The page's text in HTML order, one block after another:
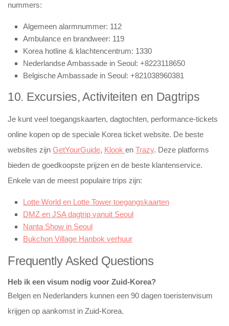
nummers:
Algemeen alarmnummer: 112
Ambulance en brandweer: 119
Korea hotline & klachtencentrum: 1330
Nederlandse Ambassade in Seoul: +8223118650
Belgische Ambassade in Seoul: +821038960381
10. Excursies, Activiteiten en Dagtrips
Je kunt veel toegangskaarten, dagtochten, performance-tickets
online kopen op de speciale Korea ticket website. De beste
websites zijn GetYourGuide, Klook en Trazy. Deze platforms
bieden de goedkoopste prijzen en de beste klantenservice.
Enkele van de meest populaire trips zijn:
Lotte World en Lotte Tower toegangskaarten
DMZ en JSA dagtrip vanuit Seoul
Nanta Show in Seoul
Bukchon Village Hanbok verhuur
Frequently Asked Questions
Heb ik een visum nodig voor Zuid-Korea?
Belgen en Nederlanders kunnen een 90 dagen toeristenvisum
krijgen op aankomst in Zuid-Korea.